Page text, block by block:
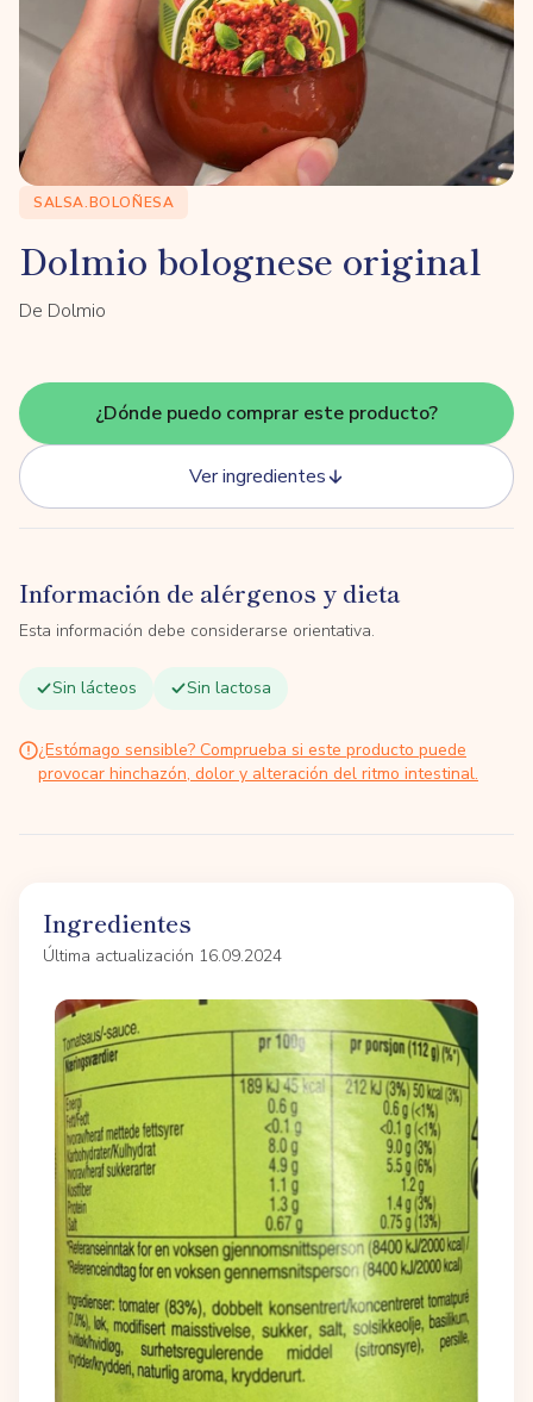
SALSA.BOLOÑESA
Dolmio bolognese original
De Dolmio
¿Dónde puedo comprar este producto?
Ver ingredientes
Información de alérgenos y dieta
Esta información debe considerarse orientativa.
Sin lácteos Sin lactosa
¿Estómago sensible? Comprueba si este producto puede
provocar hinchazón, dolor y alteración del ritmo intestinal.
Ingredientes
Última actualización 16.09.2024